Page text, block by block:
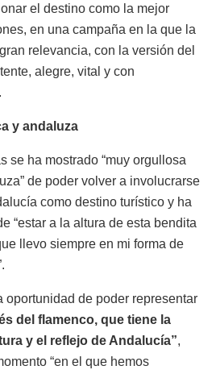
el destino como la mejor
en una campaña en la que la
relevancia, con la versión del
alegre, vital y con
y andaluza
se ha mostrado “muy orgullosa
de poder volver a involucrarse
como destino turístico y ha
“estar a la altura de esta bendita
llevo siempre en mi forma de
oportunidad de poder representar
del flamenco, que tiene la
y el reflejo de Andalucía”,
“en el que hemos